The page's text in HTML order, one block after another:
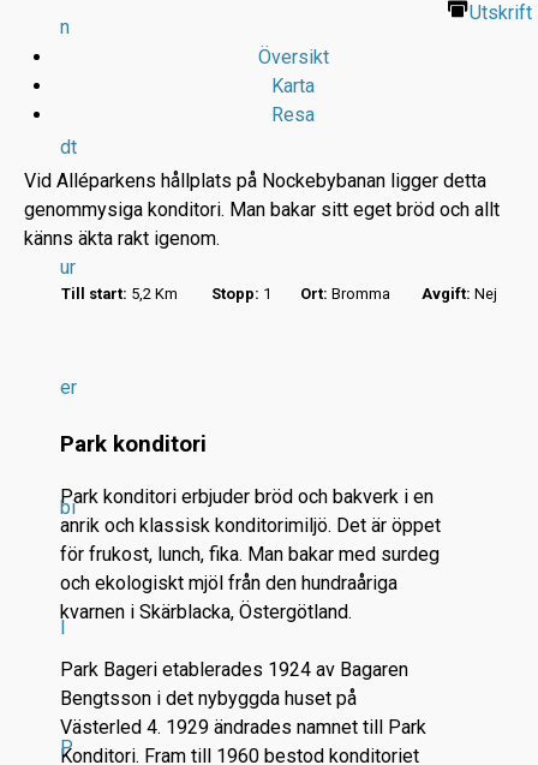
n
dt
ur
er
bi
l
P
Utskrift
Översikt
Karta
Resa
Vid Alléparkens hållplats på Nockebybanan ligger detta
genommysiga konditori. Man bakar sitt eget bröd och allt
känns äkta rakt igenom.
Till start: 5,2 Km Stopp: 1 Ort: Bromma Avgift: Nej
Park konditori
Park konditori erbjuder bröd och bakverk i en
anrik och klassisk konditorimiljö. Det är öppet
för frukost, lunch, fika. Man bakar med surdeg
och ekologiskt mjöl från den hundraåriga
kvarnen i Skärblacka, Östergötland.
Park Bageri etablerades 1924 av Bagaren
Bengtsson i det nybyggda huset på
Västerled 4. 1929 ändrades namnet till Park
Konditori. Fram till 1960 bestod konditoriet